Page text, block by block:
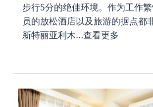
步行5分的绝佳环境。作为工作
员的放松酒店以及旅游的据点都
新特丽亚利木…查看更多